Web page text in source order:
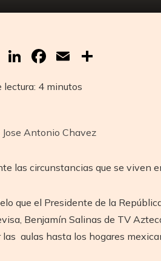
WhatsApp
LinkedIn
Facebook
Email
lectura: 4 minutos
Jose Antonio Chavez
las circunstancias que se viven
que el Presidente de la
Benjamín Salinas de TV
las aulas hasta los hogares